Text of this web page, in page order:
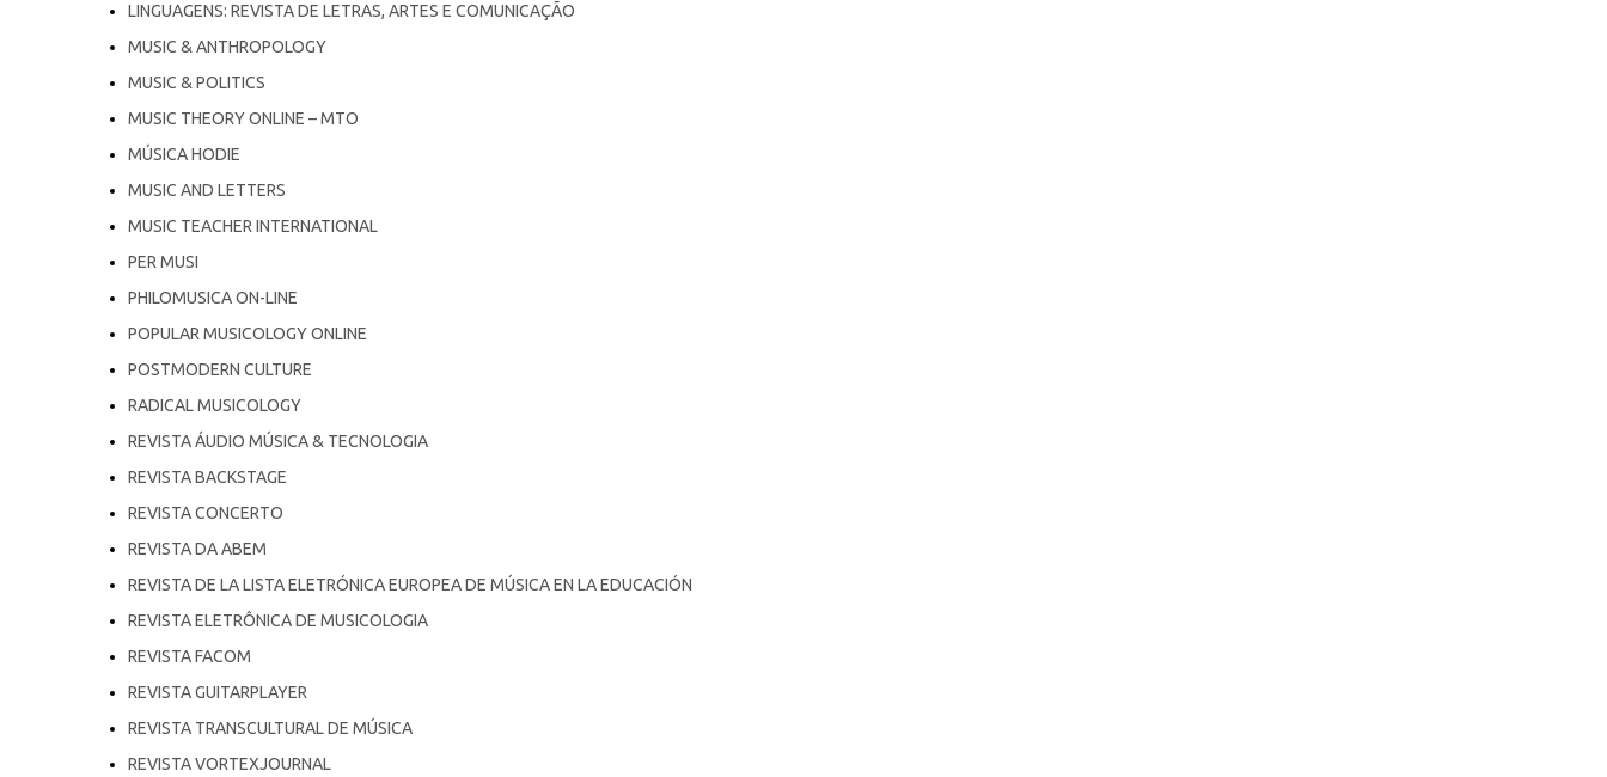
LINGUAGENS: REVISTA DE LETRAS, ARTES E COMUNICAÇÃO
MUSIC & ANTHROPOLOGY
MUSIC & POLITICS
MUSIC THEORY ONLINE – MTO
MÚSICA HODIE
MUSIC AND LETTERS
MUSIC TEACHER INTERNATIONAL
PER MUSI
PHILOMUSICA ON-LINE
POPULAR MUSICOLOGY ONLINE
POSTMODERN CULTURE
RADICAL MUSICOLOGY
REVISTA ÁUDIO MÚSICA & TECNOLOGIA
REVISTA BACKSTAGE
REVISTA CONCERTO
REVISTA DA ABEM
REVISTA DE LA LISTA ELETRÓNICA EUROPEA DE MÚSICA EN LA EDUCACIÓN
REVISTA ELETRÔNICA DE MUSICOLOGIA
REVISTA FACOM
REVISTA GUITARPLAYER
REVISTA TRANSCULTURAL DE MÚSICA
REVISTA VORTEXJOURNAL